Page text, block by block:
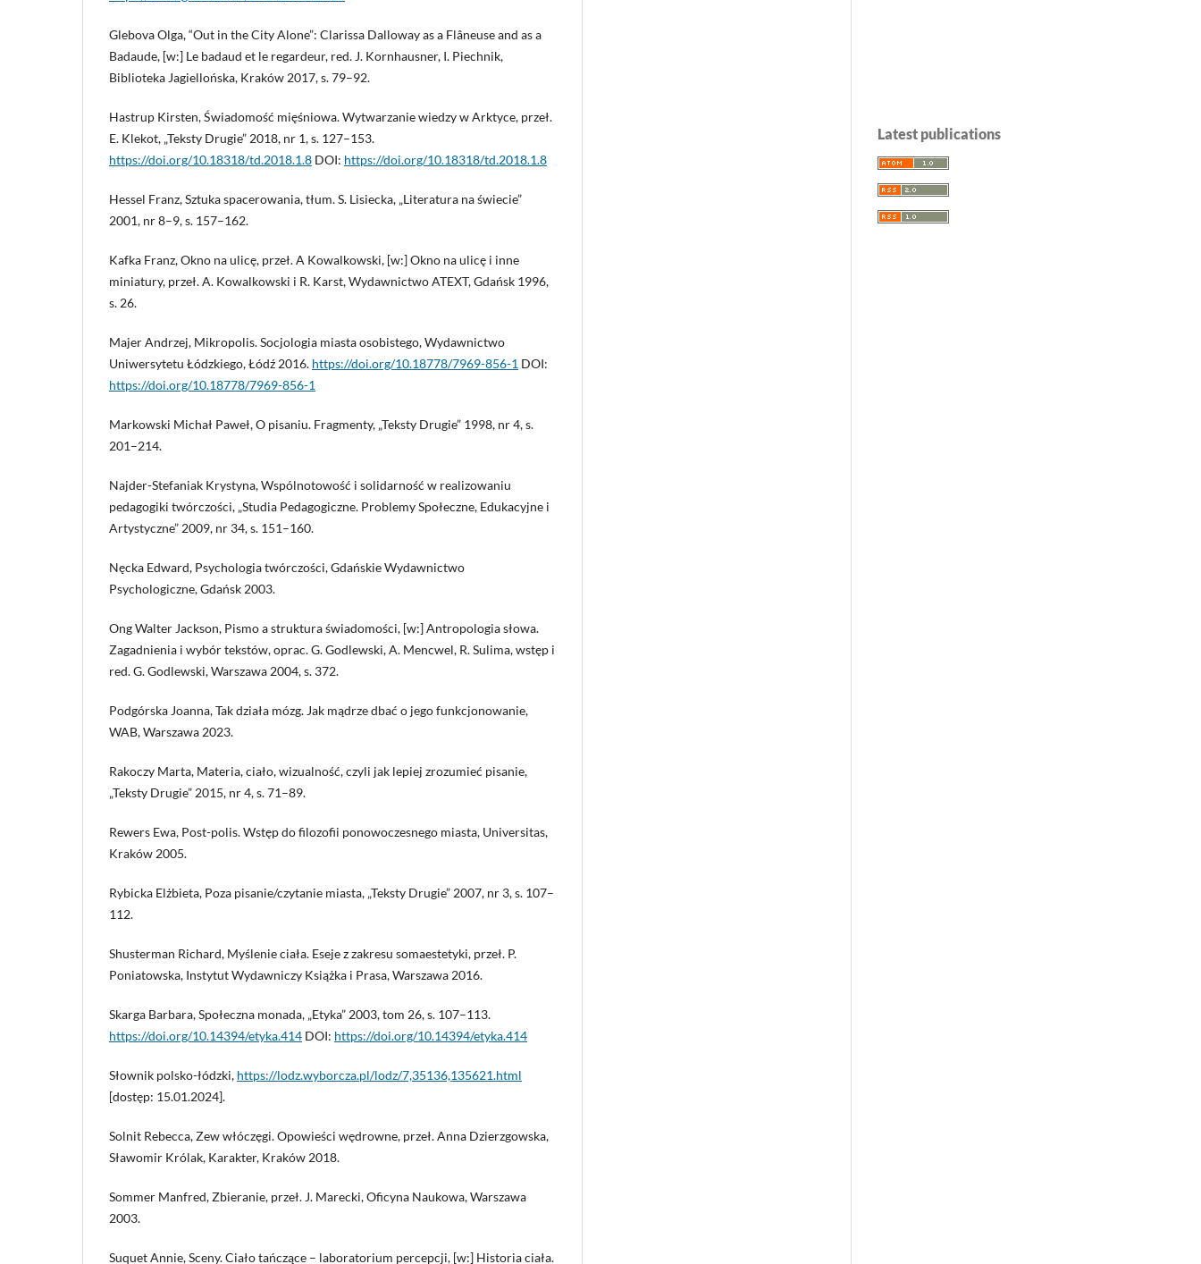
Glebova Olga, “Out in the City Alone”: Clarissa Dalloway as a Flâneuse and as a
Badaude, [w:] Le badaud et le regardeur, red. J. Kornhausner, I. Piechnik,
Biblioteka Jagiellońska, Kraków 2017, s. 79–92.
Hastrup Kirsten, Świadomość mięśniowa. Wytwarzanie wiedzy w Arktyce, przeł.
E. Klekot, „Teksty Drugie” 2018, nr 1, s. 127–153.
https://doi.org/10.18318/td.2018.1.8 DOI: https://doi.org/10.18318/td.2018.1.8
Hessel Franz, Sztuka spacerowania, tłum. S. Lisiecka, „Literatura na świecie”
2001, nr 8–9, s. 157–162.
Kafka Franz, Okno na ulicę, przeł. A Kowalkowski, [w:] Okno na ulicę i inne
miniatury, przeł. A. Kowalkowski i R. Karst, Wydawnictwo ATEXT, Gdańsk 1996,
s. 26.
Majer Andrzej, Mikropolis. Socjologia miasta osobistego, Wydawnictwo
Uniwersytetu Łódzkiego, Łódź 2016. https://doi.org/10.18778/7969-856-1 DOI:
https://doi.org/10.18778/7969-856-1
Markowski Michał Paweł, O pisaniu. Fragmenty, „Teksty Drugie” 1998, nr 4, s.
201–214.
Najder-Stefaniak Krystyna, Wspólnotowość i solidarność w realizowaniu
pedagogiki twórczości, „Studia Pedagogiczne. Problemy Społeczne, Edukacyjne i
Artystyczne” 2009, nr 34, s. 151–160.
Nęcka Edward, Psychologia twórczości, Gdańskie Wydawnictwo
Psychologiczne, Gdańsk 2003.
Ong Walter Jackson, Pismo a struktura świadomości, [w:] Antropologia słowa.
Zagadnienia i wybór tekstów, oprac. G. Godlewski, A. Mencwel, R. Sulima, wstęp i
red. G. Godlewski, Warszawa 2004, s. 372.
Podgórska Joanna, Tak działa mózg. Jak mądrze dbać o jego funkcjonowanie,
WAB, Warszawa 2023.
Rakoczy Marta, Materia, ciało, wizualność, czyli jak lepiej zrozumieć pisanie,
„Teksty Drugie” 2015, nr 4, s. 71–89.
Rewers Ewa, Post-polis. Wstęp do filozofii ponowoczesnego miasta, Universitas,
Kraków 2005.
Rybicka Elżbieta, Poza pisanie/czytanie miasta, „Teksty Drugie” 2007, nr 3, s. 107–
112.
Shusterman Richard, Myślenie ciała. Eseje z zakresu somaestetyki, przeł. P.
Poniatowska, Instytut Wydawniczy Książka i Prasa, Warszawa 2016.
Skarga Barbara, Społeczna monada, „Etyka” 2003, tom 26, s. 107–113.
https://doi.org/10.14394/etyka.414 DOI: https://doi.org/10.14394/etyka.414
Słownik polsko-łódzki, https://lodz.wyborcza.pl/lodz/7,35136,135621.html
[dostęp: 15.01.2024].
Solnit Rebecca, Zew włóczęgi. Opowieści wędrowne, przeł. Anna Dzierzgowska,
Sławomir Królak, Karakter, Kraków 2018.
Sommer Manfred, Zbieranie, przeł. J. Marecki, Oficyna Naukowa, Warszawa
2003.
Suquet Annie, Sceny. Ciało tańczące – laboratorium percepcji, [w:] Historia ciała.
Latest publications